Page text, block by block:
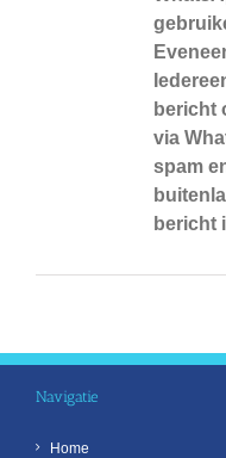
bericht
via
spam
bericht
Navigatie
Home